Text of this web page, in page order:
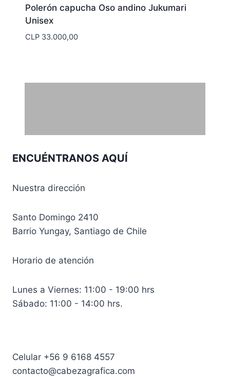
Polerón capucha Oso andino Jukumari
Unisex
CLP33.000,00
ENCUÉNTRANOS AQUÍ
Nuestra dirección
Santo Domingo 2410
Barrio Yungay, Santiago de Chile
Horario de atención
Lunes a Viernes: 11:00 - 19:00 hrs
Sábado: 11:00 - 14:00 hrs.
Celular +56 9 6168 4557
contacto@cabezagrafica.com